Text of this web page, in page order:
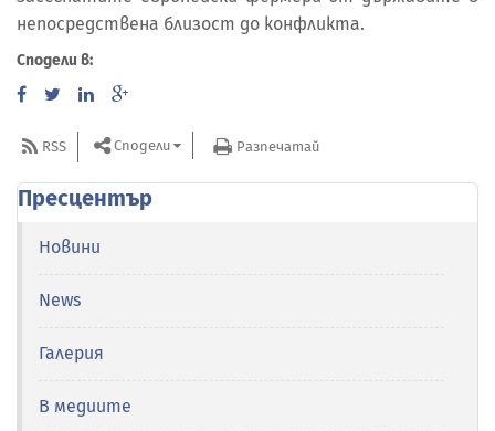
непосредствена близост до конфликта.
Сподели в:
RSS Сподели Разпечатай
Пресцентър
Новини
News
Галерия
В медиите